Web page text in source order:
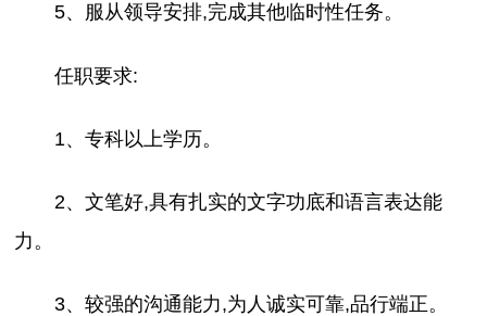
5、服从领导安排,完成其他临时性任务。
任职要求:
1、专科以上学历。
2、文笔好,具有扎实的文字功底和语言表达能
力。
3、较强的沟通能力,为人诚实可靠,品行端正。